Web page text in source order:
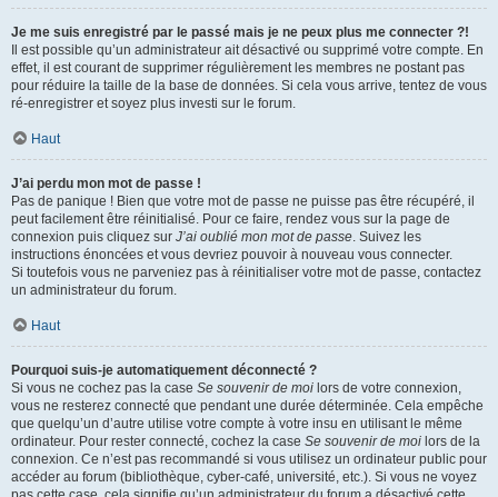
Je me suis enregistré par le passé mais je ne peux plus me connecter ?!
Il est possible qu’un administrateur ait désactivé ou supprimé votre compte. En
effet, il est courant de supprimer régulièrement les membres ne postant pas
pour réduire la taille de la base de données. Si cela vous arrive, tentez de vous
ré-enregistrer et soyez plus investi sur le forum.
Haut
J’ai perdu mon mot de passe !
Pas de panique ! Bien que votre mot de passe ne puisse pas être récupéré, il
peut facilement être réinitialisé. Pour ce faire, rendez vous sur la page de
connexion puis cliquez sur J’ai oublié mon mot de passe. Suivez les
instructions énoncées et vous devriez pouvoir à nouveau vous connecter.
Si toutefois vous ne parveniez pas à réinitialiser votre mot de passe, contactez
un administrateur du forum.
Haut
Pourquoi suis-je automatiquement déconnecté ?
Si vous ne cochez pas la case Se souvenir de moi lors de votre connexion,
vous ne resterez connecté que pendant une durée déterminée. Cela empêche
que quelqu’un d’autre utilise votre compte à votre insu en utilisant le même
ordinateur. Pour rester connecté, cochez la case Se souvenir de moi lors de la
connexion. Ce n’est pas recommandé si vous utilisez un ordinateur public pour
accéder au forum (bibliothèque, cyber-café, université, etc.). Si vous ne voyez